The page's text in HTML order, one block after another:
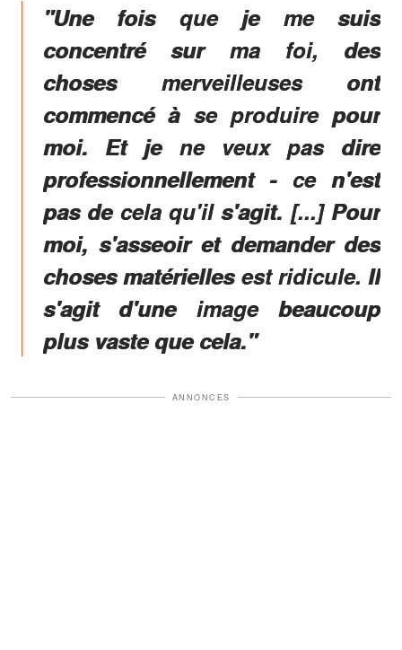
"Une fois que je me suis
concentré sur ma foi, des
choses merveilleuses ont
commencé à se produire pour
moi. Et je ne veux pas dire
professionnellement - ce n'est
pas de cela qu'il s'agit. [...] Pour
moi, s'asseoir et demander des
choses matérielles est ridicule. Il
s'agit d'une image beaucoup
plus vaste que cela."
ANNONCES